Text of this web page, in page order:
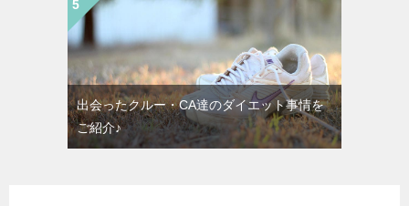
出会ったクルー・CA達のダイエット事情を
ご紹介♪